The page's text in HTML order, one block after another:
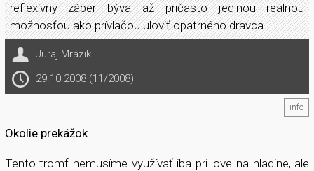
reflexívny záber býva až pričasto jedinou reálnou
možnosťou ako prívlačou uloviť opatrného dravca.
Juraj Mrázik
29.10.2008 (11/2008)
info
Okolie prekážok
Tento tromf nemusíme využívať iba pri love na hladine, ale